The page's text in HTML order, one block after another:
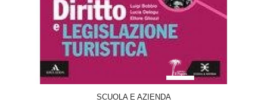
SCUOLA E AZIENDA